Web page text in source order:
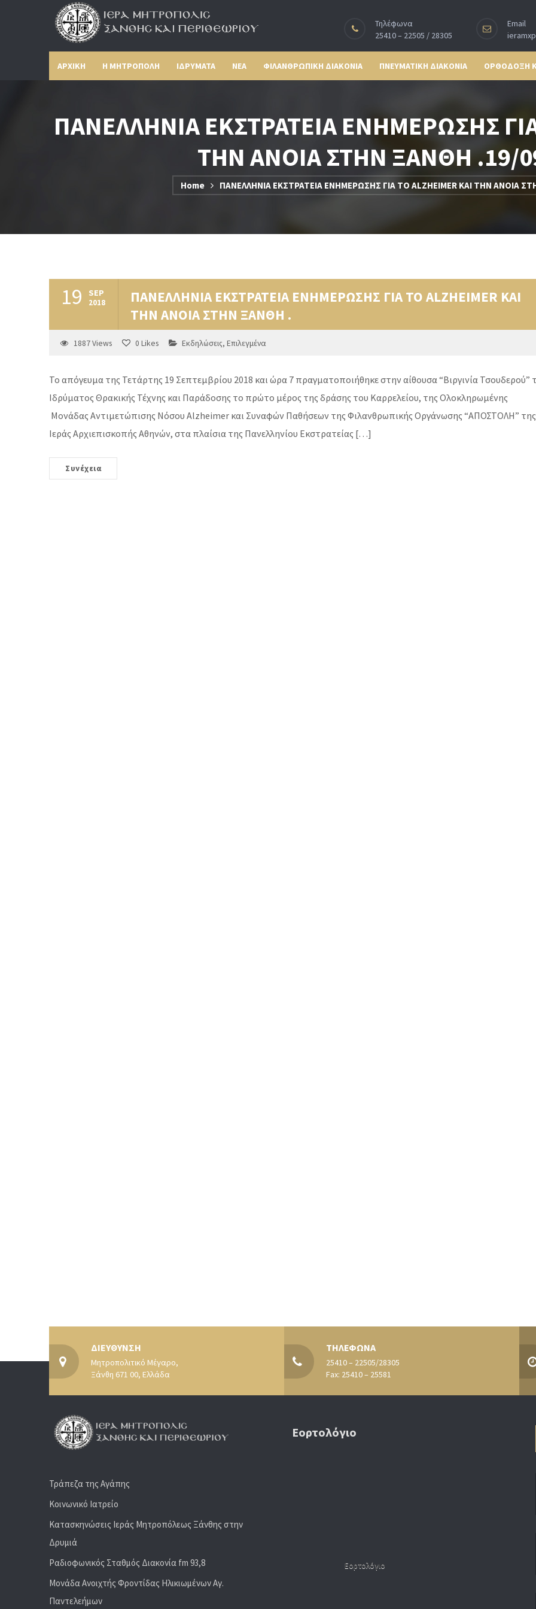
Τηλέφωνα
25410 – 22505 / 28305
Email
ΑΡΧΙΚΗ Η ΜΗΤΡΟΠΟΛΗ ΙΔΡΥΜΑΤΑ ΝΕΑ ΦΙΛΑΝΘΡΩΠΙΚΗ ΔΙΑΚΟΝΙΑ ΠΝΕΥΜΑΤΙΚΗ ΔΙΑΚΟΝΙΑ ΟΡΘΟΔΟΞΗ
ΠΑΝΕΛΛΗΝΙΑ ΕΚΣΤΡΑΤΕΙΑ ΕΝΗΜΕΡΩΣΗΣ ΓΙΑ
ΤΗΝ ΑΝΟΙΑ ΣΤΗΝ ΞΑΝΘΗ .19/
Home ΠΑΝΕΛΛΗΝΙΑ ΕΚΣΤΡΑΤΕΙΑ ΕΝΗΜΕΡΩΣΗΣ ΓΙΑ ΤΟ ALZHEIMER ΚΑΙ ΤΗΝ ΑΝΟΙΑ
19 SEP
2018
ΠΑΝΕΛΛΗΝΙΑ ΕΚΣΤΡΑΤΕΙΑ ΕΝΗΜΕΡΩΣΗΣ ΓΙΑ ΤΟ ALZHEIMER ΚΑΙ
ΤΗΝ ΑΝΟΙΑ ΣΤΗΝ ΞΑΝΘΗ .
1887Views 0 Likes Εκδηλώσεις, Επιλεγμένα
Το απόγευμα της Τετάρτης 19 Σεπτεμβρίου 2018 και ώρα 7 πραγματοποιήθηκε στην αίθουσα “Βιργινία Τσουδερού”
Ιδρύματος Θρακικής Τέχνης και Παράδοσης το πρώτο μέρος της δράσης του Καρρελείου, της Ολοκληρωμένης
Μονάδας Αντιμετώπισης Νόσου Alzheimer και Συναφών Παθήσεων της Φιλανθρωπικής Οργάνωσης “ΑΠΟΣΤΟΛΗ” της
Ιεράς Αρχιεπισκοπής Αθηνών, στα πλαίσια της Πανελληνίου Εκστρατείας […]
Συνέχεια
ΔΙΕΥΘΥΝΣΗ
Μητροπολιτικό Μέγαρο,
Ξάνθη 671 00, Ελλάδα
ΤΗΛΕΦΩΝΑ
25410 – 22505/28305
Fax: 25410 – 25581
Τράπεζα της Αγάπης
Κοινωνικό Ιατρείο
Κατασκηνώσεις Ιεράς Μητροπόλεως Ξάνθης στην
Δρυμιά
Ραδιoφωνικός Σταθμός Διακονία fm 93,8
Μονάδα Ανοιχτής Φροντίδας Ηλικιωμένων Αγ.
Παντελεήμων
Εορτολόγιο
Εορτολόγιο